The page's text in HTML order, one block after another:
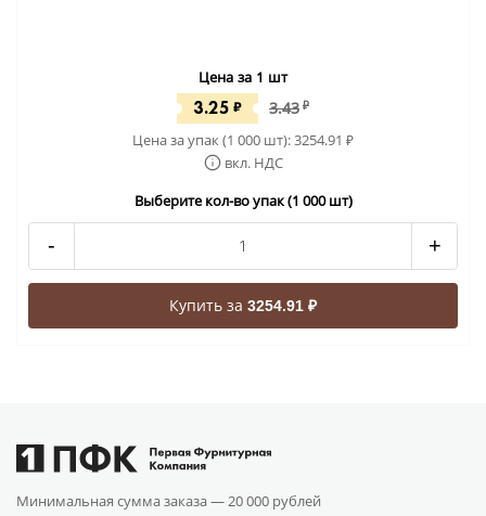
Цена за 1 шт
3.25 ₽ 3.43 ₽
Цена за упак (1 000 шт):3254.91 ₽
вкл. НДС
Выберите кол-во упак (1 000 шт)
- +
Купить за 3254.91 ₽
Минимальная сумма заказа — 20 000 рублей